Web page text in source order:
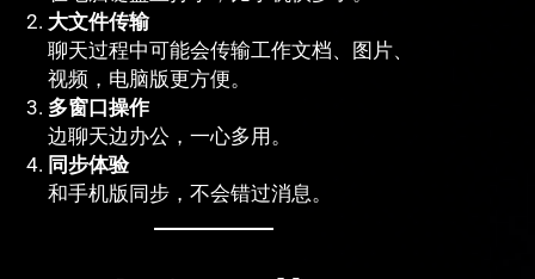
大文件传输
聊天过程中可能会传输工作文档、图片、
视频，电脑版更方便。
多窗口操作
边聊天边办公，一心多用。
同步体验
和手机版同步，不会错过消息。